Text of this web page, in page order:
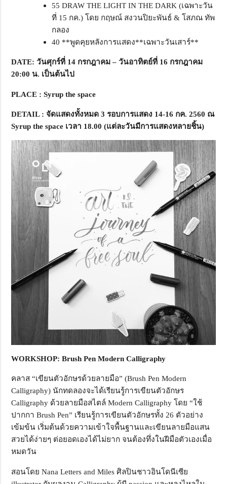
55 DRAW THE LIGHT IN THE DARK (เฉพาะวัน
ที่ 15 กค.) โดย กฤษณ์ สงวนปิยะพันธ์ & โสภณ ทัพ
กลอง
40 **พูดคุยหลังการแสดง**เฉพาะวันเสาร์**
DATE:วันศุกร์ที่ 14 กรกฎาคม –วันอาทิตย์ที่ 16 กรกฎาคม
20:00 น. เป็นต้นไป
PLACE : Syrup the space
DETAIL:จัดแสดงทั้งหมด 3 รอบการแสดง 14-16 กค. 2560 ณ
Syrup the space เวลา 18.00 (แต่ละวันมีการแสดงหลายชิ้น)
WORKSHOP: Brush Pen Modern Calligraphy
คลาส “เขียนตัวอักษรด้วยลายมือ” (Brush Pen Modern
Calligraphy) นักทดลองจะได้เรียนรู้การเขียนตัวอักษร
Calligraphy ด้วยลายมือสไตล์ Modern Calligraphy โดย “ใช้
ปากกา Brush Pen” เรียนรู้การเขียนตัวอักษรทั้ง 26 ตัวอย่าง
เข้มข้น เริ่มต้นด้วยความเข้าใจพื้นฐานและเขียนลายมือแสน
สวยได้ง่ายๆ ต่อยอดเองได้ไม่ยาก จนต้องทึ่งในฝีมือตัวเองเมื่อ
หมดวัน
สอนโดย Nana Letters and Miles ศิลปินชาวอินโดนีเซีย